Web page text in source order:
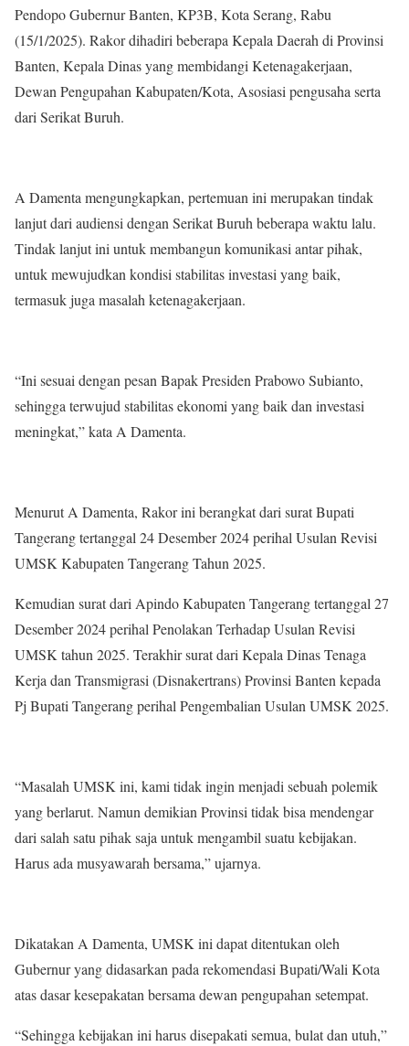
Pendopo Gubernur Banten, KP3B, Kota Serang, Rabu
(15/1/2025). Rakor dihadiri beberapa Kepala Daerah di Provinsi
Banten, Kepala Dinas yang membidangi Ketenagakerjaan,
Dewan Pengupahan Kabupaten/Kota, Asosiasi pengusaha serta
dari Serikat Buruh.
A Damenta mengungkapkan, pertemuan ini merupakan tindak
lanjut dari audiensi dengan Serikat Buruh beberapa waktu lalu.
Tindak lanjut ini untuk membangun komunikasi antar pihak,
untuk mewujudkan kondisi stabilitas investasi yang baik,
termasuk juga masalah ketenagakerjaan.
“Ini sesuai dengan pesan Bapak Presiden Prabowo Subianto,
sehingga terwujud stabilitas ekonomi yang baik dan investasi
meningkat,” kata A Damenta.
Menurut A Damenta, Rakor ini berangkat dari surat Bupati
Tangerang tertanggal 24 Desember 2024 perihal Usulan Revisi
UMSK Kabupaten Tangerang Tahun 2025.
Kemudian surat dari Apindo Kabupaten Tangerang tertanggal 27
Desember 2024 perihal Penolakan Terhadap Usulan Revisi
UMSK tahun 2025. Terakhir surat dari Kepala Dinas Tenaga
Kerja dan Transmigrasi (Disnakertrans) Provinsi Banten kepada
Pj Bupati Tangerang perihal Pengembalian Usulan UMSK 2025.
“Masalah UMSK ini, kami tidak ingin menjadi sebuah polemik
yang berlarut. Namun demikian Provinsi tidak bisa mendengar
dari salah satu pihak saja untuk mengambil suatu kebijakan.
Harus ada musyawarah bersama,” ujarnya.
Dikatakan A Damenta, UMSK ini dapat ditentukan oleh
Gubernur yang didasarkan pada rekomendasi Bupati/Wali Kota
atas dasar kesepakatan bersama dewan pengupahan setempat.
“Sehingga kebijakan ini harus disepakati semua, bulat dan utuh,”